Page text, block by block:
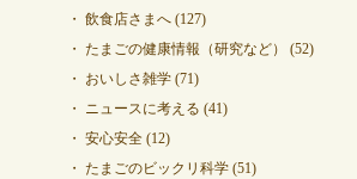
飲食店さまへ(127)
たまごの健康情報（研究など）
(52)
おいしさ雑学(71)
ニュースに考える (41)
安心安全(12)
たまごのビックリ科学(51)